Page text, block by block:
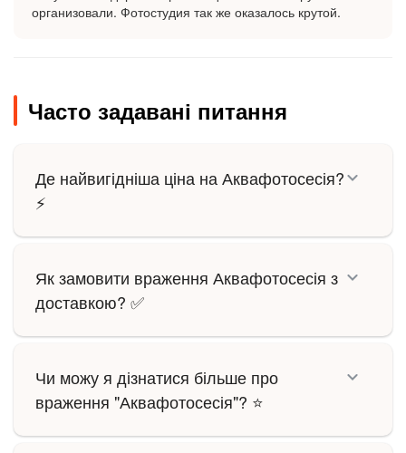
организовали. Фотостудия так же оказалось крутой.
Часто задавані питання
Де найвигідніша ціна на Аквафотосесія?
⚡
Як замовити враження Аквафотосесія з
доставкою? ✅
Чи можу я дізнатися більше про
враження "Аквафотосесія"? ⭐